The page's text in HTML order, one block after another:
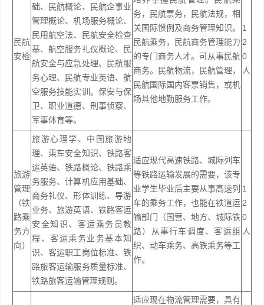
民航
安检
础、民航概论、民航企事业
管理概论、机场服务概论、
民用航空法、民航安全检查
基、航空服务礼仪概论、民
航安全与应急处理、民航服
务心理、民航专业英语、航
空服务技能实训。保安与保
卫、职业道德、刑事侦察、
军事体育等。
务，民航票务，民航法规，相
关国际惯例及商务管理知识。
民航乘务，民航商务管理能力
的专门商务人才。可从事民航
商务。民航物流，民航管理，
民航国际国内客票销售，或机
场其他地勤服务工作。
1
2
0
人
旅游
管理
（铁
路乘
务方
向）
旅游心理学、中国旅游地
理、乘车安全知识、铁路客
运英语、铁路概论、铁路乘
务服务、计算机应用基础、
商务礼仪、形体训练、导游
业务、旅游英语、铁路客运
安全知识、客运乘务员教
程、客运乘务业务基本知
识、客运职工岗位标准、铁
路旅客运输服务质量标准、
铁路旅客运输管理规则。
适应现代高速铁路、城际列车
等铁路运输发展的需要，该专
业学生毕业后主要从事高速列
车的乘务工作，也能在铁道运
输部门（国营、地方、城际铁
路）从事行车调度、客运组
织、动车乘务、高铁乘务等工
作。
1
2
0
人
适应现在物流管理需要，具有